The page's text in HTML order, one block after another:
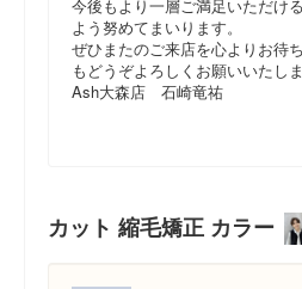
今後もより一層ご満足いただけ
よう努めてまいります。
ぜひまたのご来店を心よりお待
もどうぞよろしくお願いいたし
Ash大森店 石崎竜祐
カット 縮毛矯正 カラー